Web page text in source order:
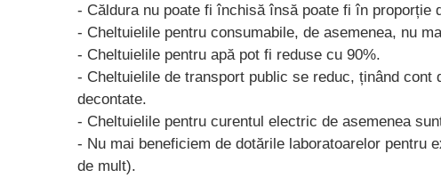
- Căldura nu poate fi închisă însă poate fi în proporție
- Cheltuielile pentru consumabile, de asemenea, nu
- Cheltuielile pentru apă pot fi reduse cu 90%.
- Cheltuielile de transport public se reduc, ținând cont
decontate.
- Cheltuielile pentru curentul electric de asemenea
- Nu mai beneficiem de dotările laboratoarelor pentru
de mult).